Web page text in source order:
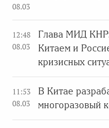
08.03
12:48
08.03
Глава МИД
Китаем и
кризисных
11:53
08.03
В Китае
многоразовый